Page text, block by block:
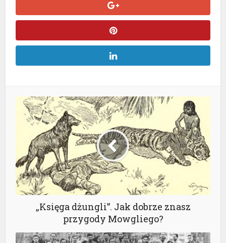
„Księga dżungli”. Jak dobrze znasz
przygody Mowgliego?